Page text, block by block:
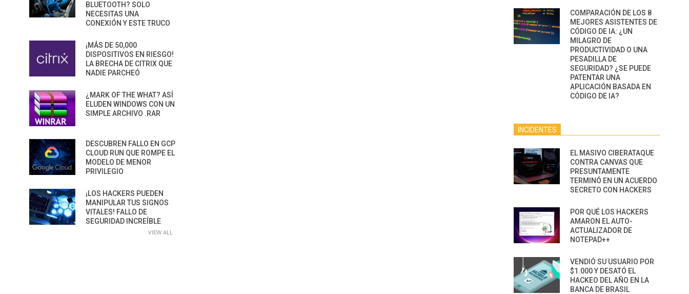
BLUETOOTH? SOLO
NECESITAS UNA
CONEXIÓN Y ESTE TRUCO
¡MÁS DE 50,000
DISPOSITIVOS EN RIESGO!
LA BRECHA DE CITRIX QUE
NADIE PARCHEÓ
¿MARK OF THE WHAT? ASÍ
ELUDEN WINDOWS CON UN
SIMPLE ARCHIVO .RAR
DESCUBREN FALLO EN GCP
CLOUD RUN QUE ROMPE EL
MODELO DE MENOR
PRIVILEGIO
¡LOS HACKERS PUEDEN
MANIPULAR TUS SIGNOS
VITALES! FALLO DE
SEGURIDAD INCREÍBLE
VIEW ALL
COMPARACIÓN DE LOS 8
MEJORES ASISTENTES DE
CÓDIGO DE IA: ¿UN
MILAGRO DE
PRODUCTIVIDAD O UNA
PESADILLA DE
SEGURIDAD? ¿SE PUEDE
PATENTAR UNA
APLICACIÓN BASADA EN
CÓDIGO DE IA?
INCIDENTES
EL MASIVO CIBERATAQUE
CONTRA CANVAS QUE
PRESUNTAMENTE
TERMINÓ EN UN ACUERDO
SECRETO CON HACKERS
POR QUÉ LOS HACKERS
AMARON EL AUTO-
ACTUALIZADOR DE
NOTEPAD++
VENDIÓ SU USUARIO POR
$1.000 Y DESATÓ EL
HACKEO DEL AÑO EN LA
BANCA DE BRASIL